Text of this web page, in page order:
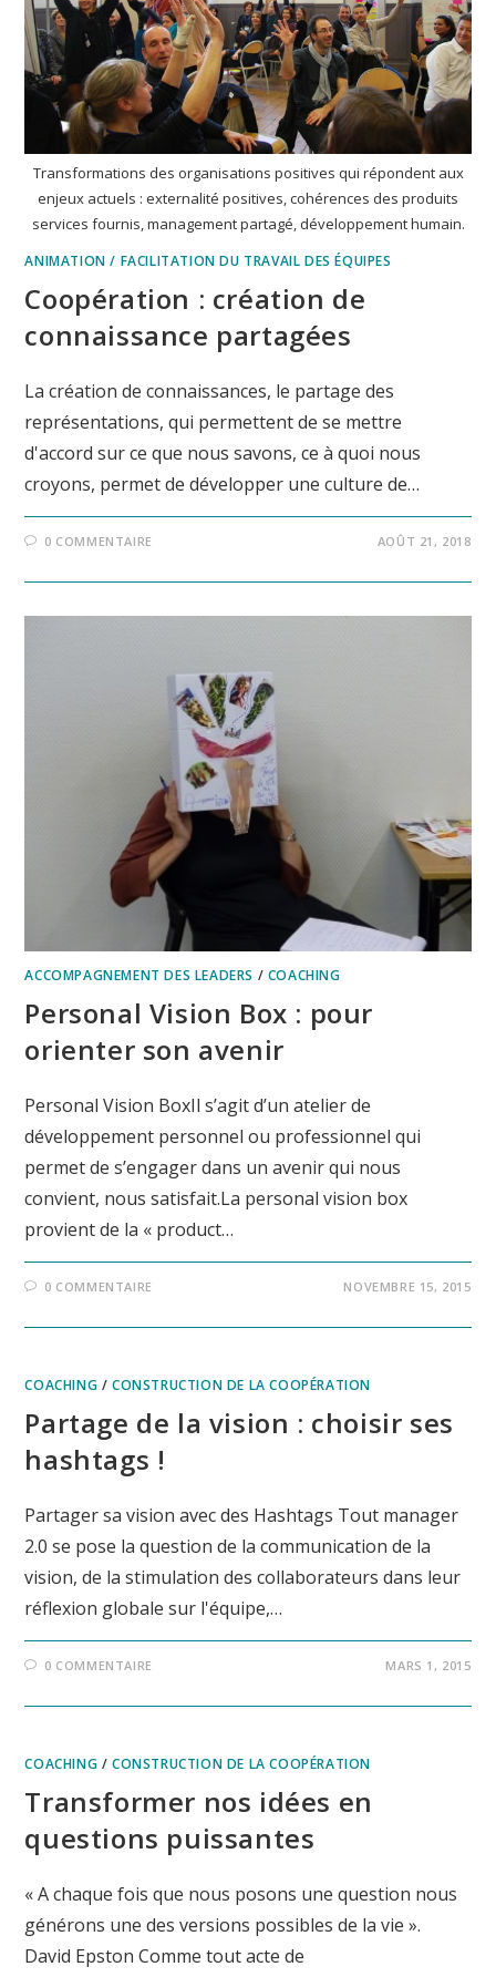
Transformations des organisations positives qui répondent aux
enjeux actuels : externalité positives, cohérences des produits
services fournis, management partagé, développement humain.
ANIMATION / FACILITATION DU TRAVAIL DES ÉQUIPES
Coopération : création de
connaissance partagées
La création de connaissances, le partage des
représentations, qui permettent de se mettre
d'accord sur ce que nous savons, ce à quoi nous
croyons, permet de développer une culture de…
0 COMMENTAIRE AOÛT 21, 2018
ACCOMPAGNEMENT DES LEADERS / COACHING
Personal Vision Box : pour
orienter son avenir
Personal Vision BoxIl s’agit d’un atelier de
développement personnel ou professionnel qui
permet de s’engager dans un avenir qui nous
convient, nous satisfait.La personal vision box
provient de la « product…
0 COMMENTAIRE NOVEMBRE 15, 2015
COACHING /CONSTRUCTION DE LA COOPÉRATION
Partage de la vision : choisir ses
hashtags !
Partager sa vision avec des Hashtags Tout manager
2.0 se pose la question de la communication de la
vision, de la stimulation des collaborateurs dans leur
réflexion globale sur l'équipe,…
0 COMMENTAIRE MARS 1, 2015
COACHING /CONSTRUCTION DE LA COOPÉRATION
Transformer nos idées en
questions puissantes
« A chaque fois que nous posons une question nous
générons une des versions possibles de la vie ».
David Epston Comme tout acte de